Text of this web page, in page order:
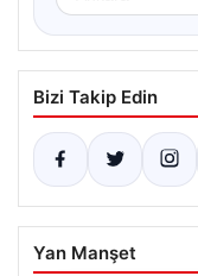
Bizi Takip Edin
Yan Manşet